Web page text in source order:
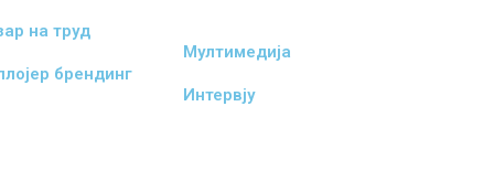
на труд
брендинг
Мултимедија
Интервју